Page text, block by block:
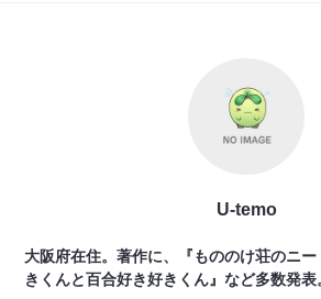
U-temo
大阪府在住。著作に、『もののけ荘のニ
きくんと百合好き好きくん』など多数発表